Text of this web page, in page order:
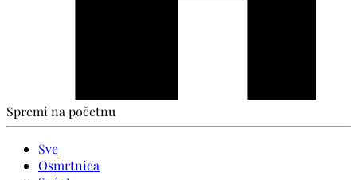
Spremi na početnu
Sve
Osmrtnica